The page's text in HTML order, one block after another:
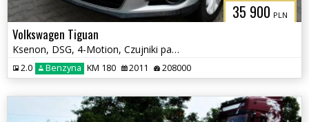
35 900 PLN
Volkswagen Tiguan
Ksenon, DSG, 4-Motion, Czujniki parkowania tył, Klimatyzacja, Hak
2.0 Benzyna KM 180 2011 208000